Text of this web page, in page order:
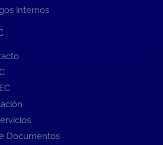
internos
Documentos